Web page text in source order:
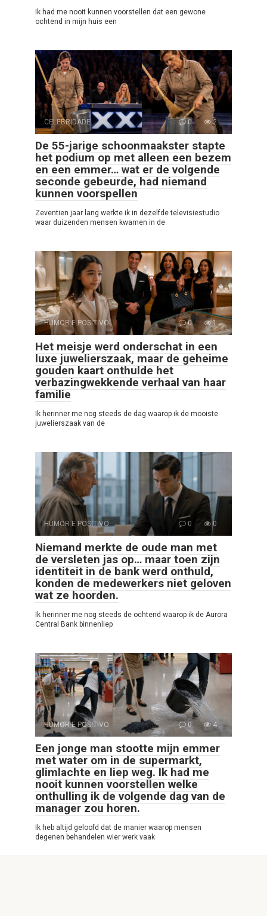
Ik had me nooit kunnen voorstellen dat een gewone
ochtend in mijn huis een
CELEBRIDADE 0 2
De 55-jarige schoonmaakster stapte
het podium op met alleen een bezem
en een emmer… wat er de volgende
seconde gebeurde, had niemand
kunnen voorspellen
Zeventien jaar lang werkte ik in dezelfde televisiestudio
waar duizenden mensen kwamen in de
HUMOR E POSITIVO 0 1
Het meisje werd onderschat in een
luxe juwelierszaak, maar de geheime
gouden kaart onthulde het
verbazingwekkende verhaal van haar
familie
Ik herinner me nog steeds de dag waarop ik de mooiste
juwelierszaak van de
HUMOR E POSITIVO 0 0
Niemand merkte de oude man met
de versleten jas op… maar toen zijn
identiteit in de bank werd onthuld,
konden de medewerkers niet geloven
wat ze hoorden.
Ik herinner me nog steeds de ochtend waarop ik de Aurora
Central Bank binnenliep
HUMOR E POSITIVO 0 4
Een jonge man stootte mijn emmer
met water om in de supermarkt,
glimlachte en liep weg. Ik had me
nooit kunnen voorstellen welke
onthulling ik de volgende dag van de
manager zou horen.
Ik heb altijd geloofd dat de manier waarop mensen
degenen behandelen wier werk vaak